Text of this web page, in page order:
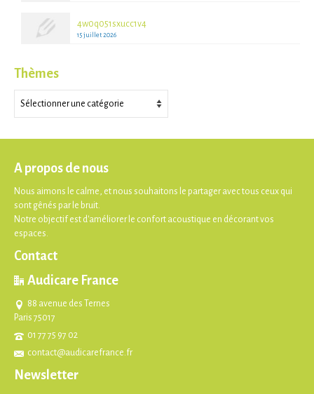
4w0q051sxucc1v4
15 juillet 2026
Thèmes
Thèmes
A propos de nous
Nous aimons le calme, et nous souhaitons le partager avec tous ceux qui
sont gênés par le bruit.
Notre objectif est d'améliorer le confort acoustique en décorant vos
espaces.
Contact
Audicare France
88 avenue des Ternes
Paris 75017
01 77 75 97 02
contact@audicarefrance.fr
Newsletter